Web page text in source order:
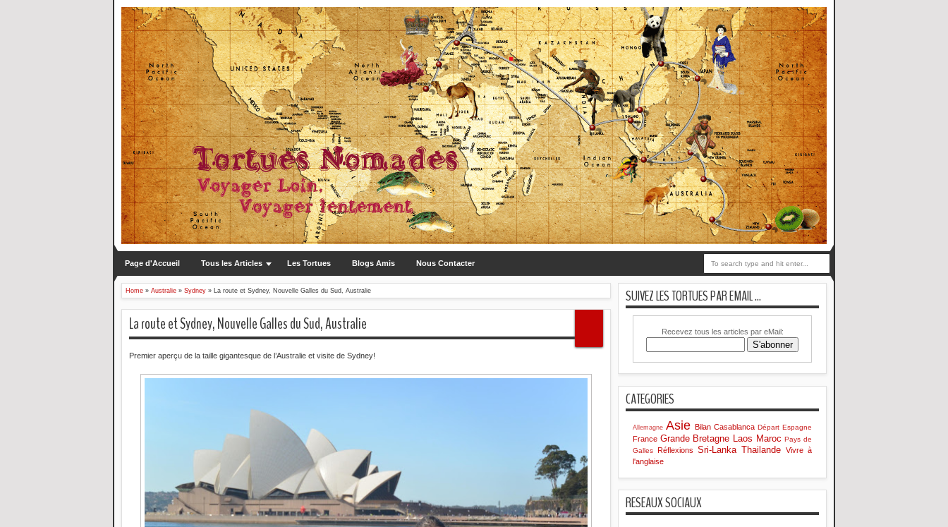
Page d'Accueil Tous les Articles Les Tortues Blogs Amis Nous Contacter
Home » Australie » Sydney » La route et Sydney, Nouvelle Galles du Sud, Australie
La route et Sydney, Nouvelle Galles du Sud, Australie
Premier aperçu de la taille gigantesque de l’Australie et visite de Sydney!
SUIVEZ LES TORTUES PAR EMAIL ...
Recevez tous les articles par eMail:
CATEGORIES
Allemagne Asie Bilan Casablanca Départ Espagne
France Grande Bretagne Laos Maroc Pays de
Galles Réflexions Sri-Lanka Thailande Vivre à
l'anglaise
RESEAUX SOCIAUX